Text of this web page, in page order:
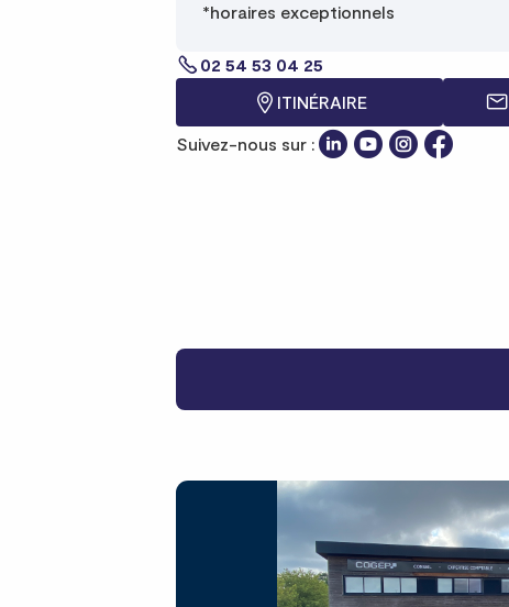
*horaires exceptionnels
02 54 53 04 25
ITINÉRAIRE
Suivez-nous sur :